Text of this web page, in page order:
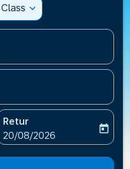
expand_more
aria-label
Retur
fc-booking-return-date-
20/08/2026
today